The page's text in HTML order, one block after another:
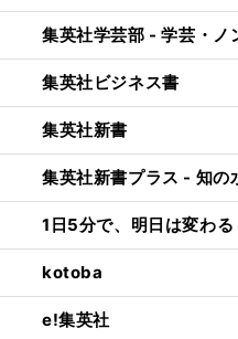
集英社学芸部 - 学芸・ノ
集英社ビジネス書
集英社新書
集英社新書プラス - 知の
1日5分で、明日は変わ
kotoba
e!集英社